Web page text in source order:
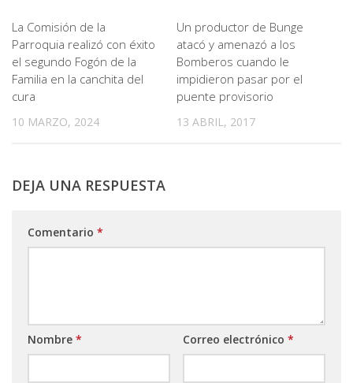
La Comisión de la
Parroquia realizó con éxito
el segundo Fogón de la
Familia en la canchita del
cura
10 MARZO, 2024
Un productor de Bunge
atacó y amenazó a los
Bomberos cuando le
impidieron pasar por el
puente provisorio
13 ABRIL, 2017
DEJA UNA RESPUESTA
Comentario *
Nombre * Correo electrónico *